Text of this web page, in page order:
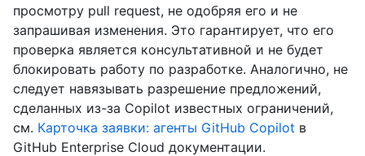
просмотру pull request, не одобряя его и не
запрашивая изменения. Это гарантирует, что его
проверка является консультативной и не будет
блокировать работу по разработке. Аналогично, не
следует навязывать разрешение предложений,
сделанных из-за Copilot известных ограничений,
см. Карточка заявки: агенты GitHub Copilot в
GitHub Enterprise Cloud документации.